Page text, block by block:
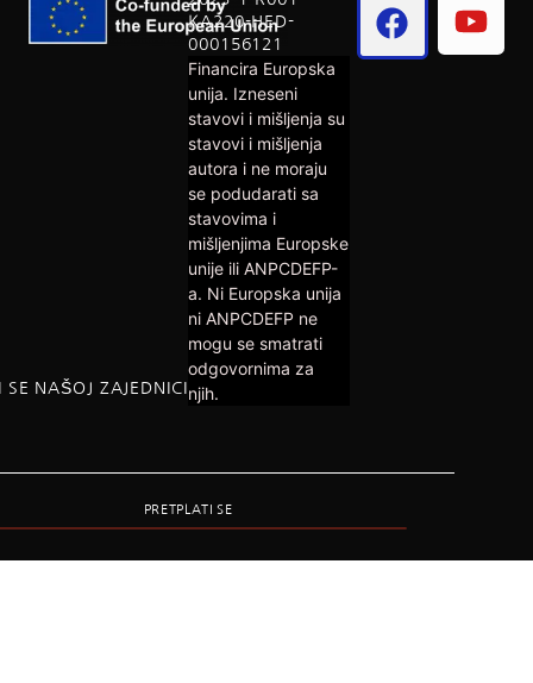
KA220-HED-
000156121
Financira Europska
unija. Izneseni
stavovi i mišljenja su
stavovi i mišljenja
autora i ne moraju
se podudarati sa
stavovima i
mišljenjima Europske
unije ili ANPCDEFP-
a. Ni Europska unija
ni ANPCDEFP ne
mogu se smatrati
odgovornima za
njih.
SE NAŠOJ ZAJEDNICI
PRETPLATI SE